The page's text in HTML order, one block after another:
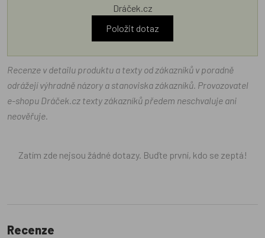
Dráček.cz
Položit dotaz
Recenze v detailu produktu a texty od zákazníků v poradně
odrážejí výhradně názory a stanoviska zákazníků. Provozovatel
e-shopu Dráček.cz texty zákazníků předem neschvaluje ani
neověřuje.
Zatím zde nejsou žádné dotazy. Buďte první, kdo se zeptá!
Recenze